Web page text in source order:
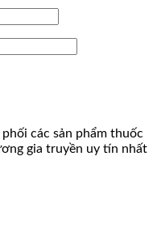
các sản phẩm thuốc
gia truyền uy tín nhất